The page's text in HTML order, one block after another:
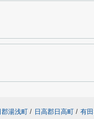
郡湯浅町 / 日高郡日高町 / 有